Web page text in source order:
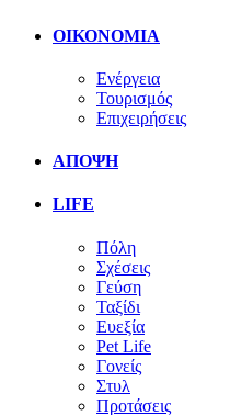
ΟΙΚΟΝΟΜΙΑ
Ενέργεια
Τουρισμός
Επιχειρήσεις
ΑΠΟΨΗ
LIFE
Πόλη
Σχέσεις
Γεύση
Ταξίδι
Ευεξία
Pet Life
Γονείς
Στυλ
Προτάσεις